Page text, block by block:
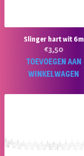
Slinger hart wit 6m
€3,50
TOEVOEGEN AAN
WINKELWAGEN